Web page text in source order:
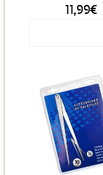
11,99€